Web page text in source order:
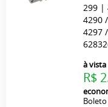
299 |
4290
4297
à vista
R$